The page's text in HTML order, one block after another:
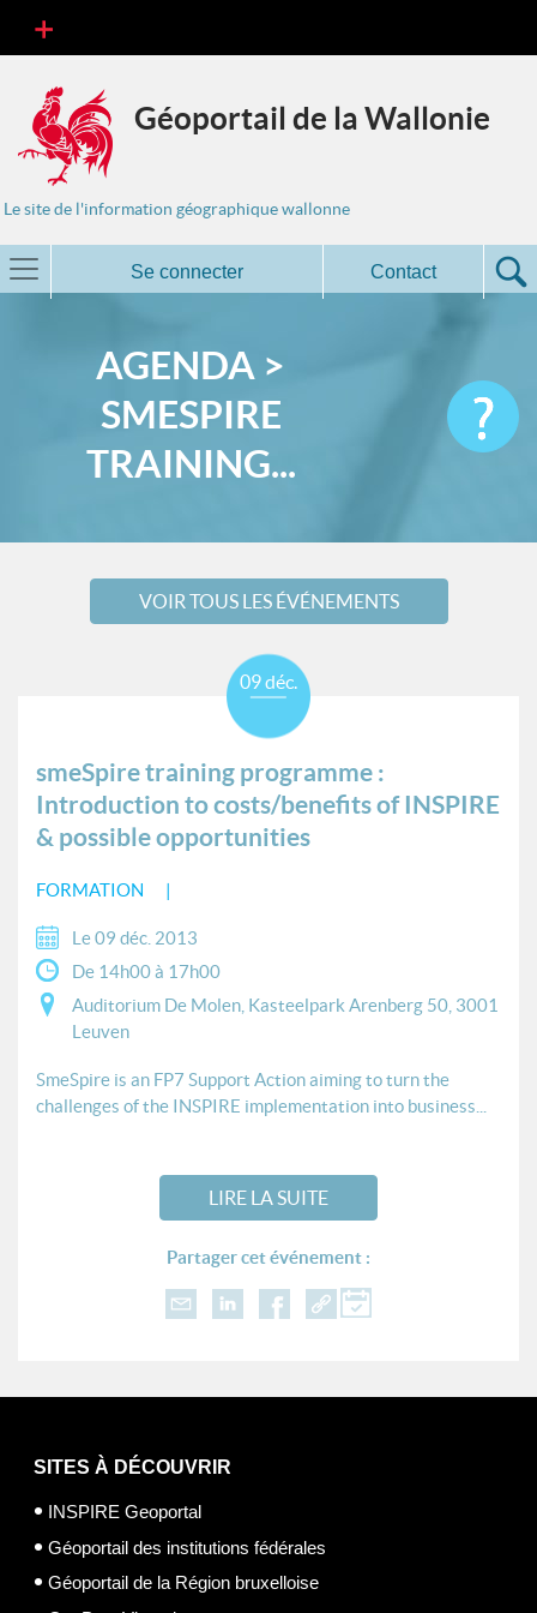
Géoportail de la Wallonie
Le site de l'information géographique wallonne
Se connecter Contact
AGENDA >
SMESPIRE
TRAINING...
VOIR TOUS LES ÉVÉNEMENTS
smeSpire training programme :
Introduction to costs/benefits of INSPIRE
& possible opportunities
FORMATION
09 déc.
Le 09 déc. 2013
De 14h00 à 17h00
Auditorium De Molen, Kasteelpark Arenberg 50, 3001
Leuven
SmeSpire is an FP7 Support Action aiming to turn the
challenges of the INSPIRE implementation into business...
LIRE LA SUITE
Partager cet événement :
SITES À DÉCOUVRIR
INSPIRE Geoportal
Géoportail des institutions fédérales
Géoportail de la Région bruxelloise